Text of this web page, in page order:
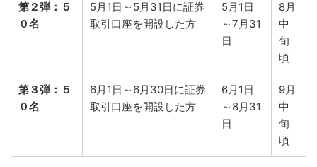
第２弾：５
０名
5月1日～5月31日に証券
取引口座を開設した方
5月1日
～7月31
日
8月
中
旬
頃
第３弾：５
０名
6月1日～6月30日に証券
取引口座を開設した方
6月1日
～8月31
日
9月
中
旬
頃